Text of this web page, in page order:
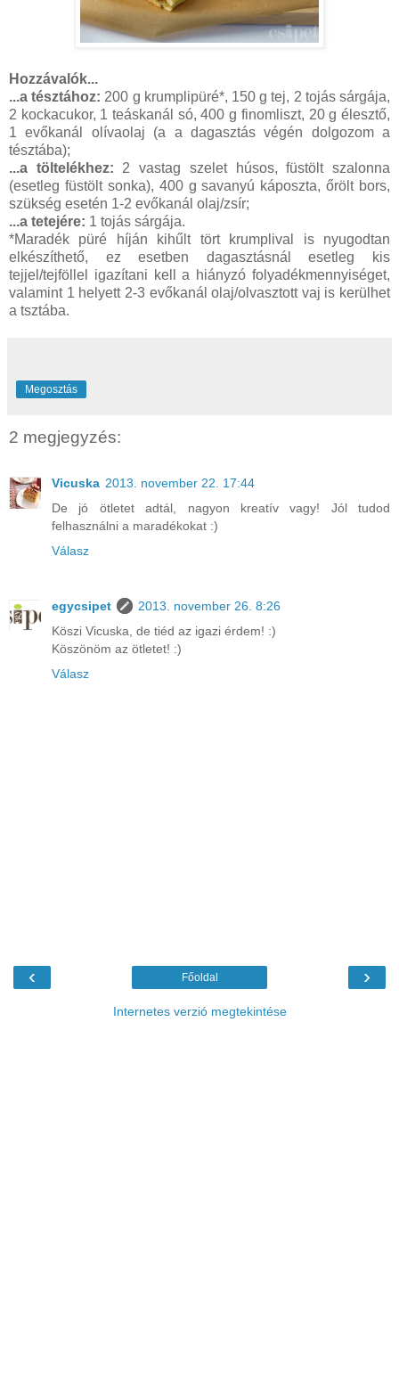
Hozzávalók...
...a tésztához: 200 g krumplipüré*, 150 g tej, 2 tojás sárgája,
2 kockacukor, 1 teáskanál só, 400 g finomliszt, 20 g élesztő,
1 evőkanál olívaolaj (a a dagasztás végén dolgozom a
tésztába);
...a töltelékhez: 2 vastag szelet húsos, füstölt szalonna
(esetleg füstölt sonka), 400 g savanyú káposzta, őrölt bors,
szükség esetén 1-2 evőkanál olaj/zsír;
...a tetejére: 1 tojás sárgája.
*Maradék püré híján kihűlt tört krumplival is nyugodtan
elkészíthető, ez esetben dagasztásnál esetleg kis
tejjel/tejföllel igazítani kell a hiányzó folyadékmennyiséget,
valamint 1 helyett 2-3 evőkanál olaj/olvasztott vaj is kerülhet
a tsztába.
Megosztás
2 megjegyzés:
Vicuska 2013. november 22. 17:44
De jó ötletet adtál, nagyon kreatív vagy! Jól tudod
felhasználni a maradékokat :)
Válasz
egycsipet
2013. november 26. 8:26
Köszi Vicuska, de tiéd az igazi érdem! :)
Köszönöm az ötletet! :)
Válasz
‹ ›
Főoldal
Internetes verzió megtekintése